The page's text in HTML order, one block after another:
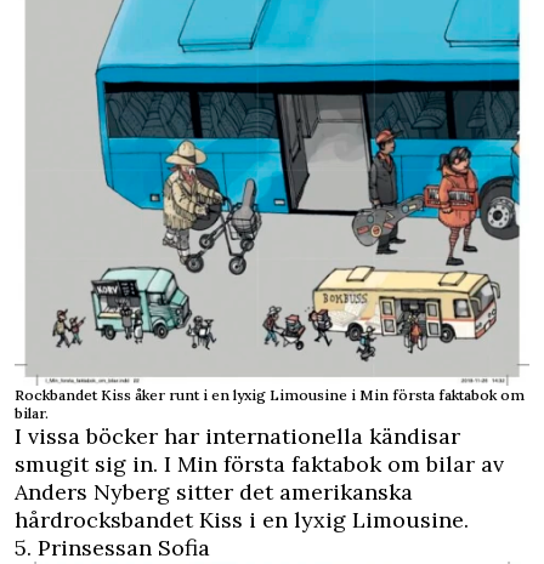
Rockbandet Kiss åker runt i en lyxig Limousine i Min första faktabok om
bilar.
I vissa böcker har internationella kändisar
smugit sig in. I Min första faktabok om bilar av
Anders Nyberg sitter det amerikanska
hårdrocksbandet Kiss i en lyxig Limousine.
5. Prinsessan Sofia